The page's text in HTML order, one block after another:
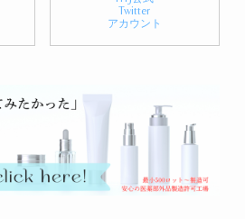
Twitter
アカウント